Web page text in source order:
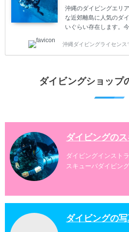
危険な思いをしてしま
ダイビング...
沖縄のダイビングエリ
な近郊離島に人気のダ
いぐらい存在します。
グスポットを紹介しま
は北谷町、嘉手納町、
案内しております。 ダ
沖縄ダイビングライセン
ダイビングショップ
ダイビングの
ダイビングインスト
スキューバダイビン
ダイビングの